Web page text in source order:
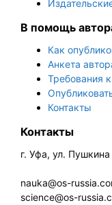
В помощь
Как
Анкета
Требования
Контакты
Контакты
г. Уфа, ул. Пушкина
nauka@os-
science@os-